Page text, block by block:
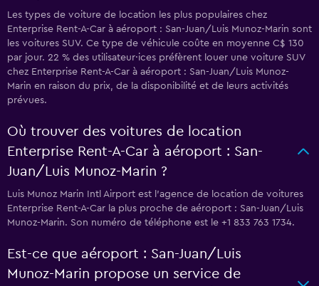
Les types de voiture de location les plus populaires chez
Enterprise Rent-A-Car à aéroport : San-Juan/Luis Munoz-Marin sont
les voitures SUV. Ce type de véhicule coûte en moyenne C$ 130
par jour. 22 % des utilisateur·ices préfèrent louer une voiture SUV
chez Enterprise Rent-A-Car à aéroport : San-Juan/Luis Munoz-
Marin en raison du prix, de la disponibilité et de leurs activités
prévues.
Où trouver des voitures de location
Enterprise Rent-A-Car à aéroport : San-
Juan/Luis Munoz-Marin ?
Luis Munoz Marin Intl Airport est l'agence de location de voitures
Enterprise Rent-A-Car la plus proche de aéroport : San-Juan/Luis
Munoz-Marin. Son numéro de téléphone est le +1 833 763 1734.
Est-ce que aéroport : San-Juan/Luis
Munoz-Marin propose un service de